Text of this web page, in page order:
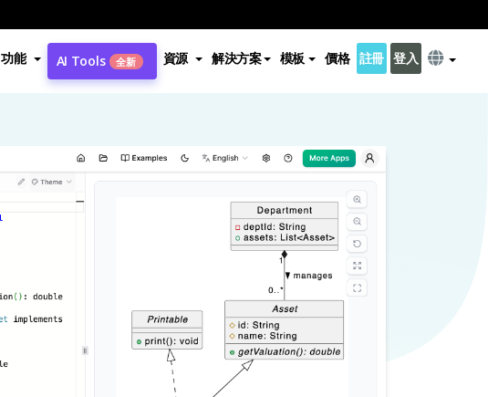
功能 AI Tools 全新 資源 解決方案 模板 價格 註冊 登入